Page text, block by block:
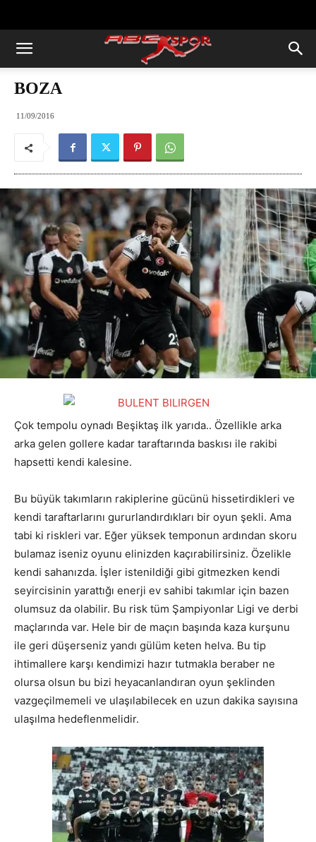
BOZA
11/09/2016
Çok tempolu oynadı Beşiktaş ilk yarıda.. Özellikle arka
arka gelen gollere kadar taraftarında baskısı ile rakibi
hapsetti kendi kalesine.
Bu büyük takımların rakiplerine gücünü hissetirdikleri ve
kendi taraftarlarını gururlandırdıkları bir oyun şekli. Ama
tabi ki riskleri var. Eğer yüksek temponun ardından skoru
bulamaz iseniz oyunu elinizden kaçırabilirsiniz. Özelikle
kendi sahanızda. İşler istenildiği gibi gitmezken kendi
seyircisinin yarattığı enerji ev sahibi takımlar için bazen
olumsuz da olabilir. Bu risk tüm Şampiyonlar Ligi ve derbi
maçlarında var. Hele bir de maçın başında kaza kurşunu
ile geri düşerseniz yandı gülüm keten helva. Bu tip
ihtimallere karşı kendimizi hazır tutmakla beraber ne
olursa olsun bu bizi heyacanlandıran oyun şeklinden
vazgeçilmemeli ve ulaşılabilecek en uzun dakika sayısına
ulaşılma hedeflenmelidir.